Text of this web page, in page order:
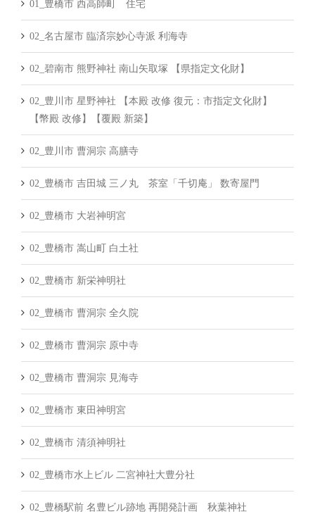
01_豊橋市 西高師町 住宅
02_名古屋市 臨済宗妙心寺派 利海寺
02_碧南市 熊野神社 南山矢取塚 【県指定文化財】
02_豊川市 星野神社 【本殿 改修 復元：市指定文化財】
【幣殿 改修】【覆殿 新築】
02_豊川市 曹洞宗 高膳寺
02_豊橋市 吉田城 三ノ丸 茶室「千切庵」 数寄屋門
02_豊橋市 大岩神明宮
02_豊橋市 嵩山町 白土社
02_豊橋市 新栄神明社
02_豊橋市 曹洞宗 全久院
02_豊橋市 曹洞宗 原中寺
02_豊橋市 曹洞宗 見海寺
02_豊橋市 東田神明宮
02_豊橋市 清須神明社
02_豊橋市水上ビル 二宮神社大豊分社
02_豊橋駅前 名豊ビル跡地 再開発計画 秋葉神社